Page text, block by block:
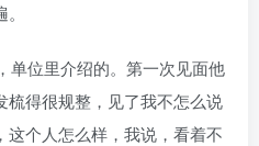
位里介绍的。第一次见面他
梳得很规整，见了我不怎么说
个人怎么样，我说，看着不